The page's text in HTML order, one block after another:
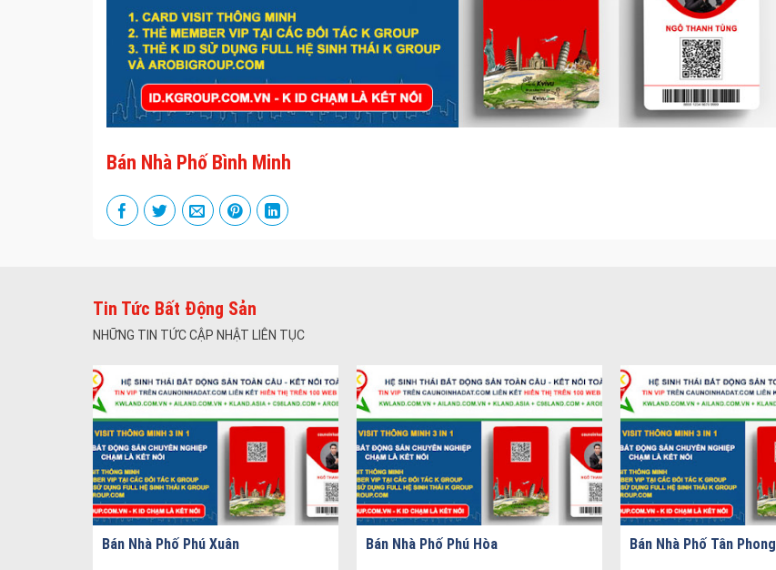
Bán Nhà Phố Bình Minh
Tin Tức Bất Động Sản
NHỮNG TIN TỨC CẬP NHẬT LIÊN TỤC
Bán Nhà Phố Phú Xuân Bán Nhà Phố Phú Hòa Bán Nhà Phố Tân Phong